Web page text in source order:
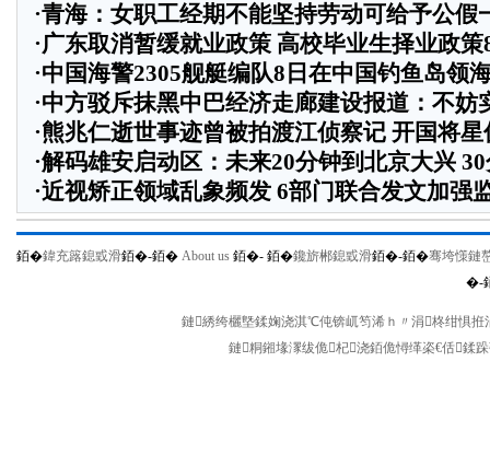
·青海：女职工经期不能坚持劳动可给予公假
·广东取消暂缓就业政策 高校毕业生择业政策
·中国海警2305舰艇编队8日在中国钓鱼岛领
·中方驳斥抹黑中巴经济走廊建设报道：不妨
·熊兆仁逝世事迹曾被拍渡江侦察记 开国将星
·解码雄安启动区：未来20分钟到北京大兴
·近视矫正领域乱象频发 6部门联合发文加强
銆�鍏充簬鎴戜滑銆�-銆� About us 銆�- 銆�鑱旂郴鎴戜滑銆�-銆�骞垮憡鏈
�-
鏈綉绔欐墍鍒婅浇淇℃伅锛屼笉浠ｈ〃涓柊绀惧
鏈粡鎺堟潈绂佹杞浇銆佹憳缂栥€佸鍒